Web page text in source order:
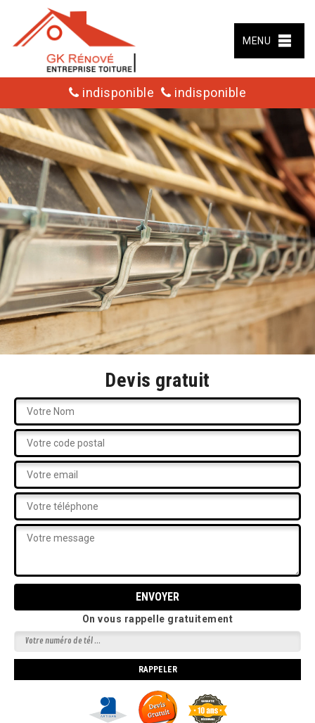
MENU
indisponible indisponible
Devis gratuit
On vous rappelle gratuitement